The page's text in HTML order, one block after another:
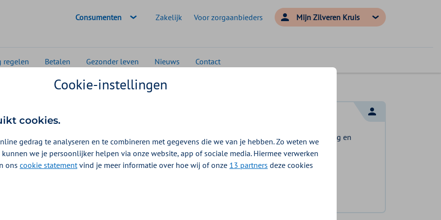
Geselecteerde doelgroep:
Consumenten Zakelijk Voor zorgaanbieders Mijn Zilveren Kruis
regelen Betalen Gezonder leven Nieuws Contact
of een inspanningsonderzoek? Bij Zilveren Kruis kunt
krijgen vanuit de aanvullende verzekering. Bij een
Log in en bekijk welke vergoeding en
voorwaarden voor u gelden.
Cookie-instellingen
cookies.
gedrag te analyseren en te combineren met gegevens die we van je hebben. Zo weten we
we je persoonlijker helpen via onze website, app of sociale media. Hiermee verwerken
ons cookie statementvind je meer informatie over hoe wij of onze 13 partners deze cookies